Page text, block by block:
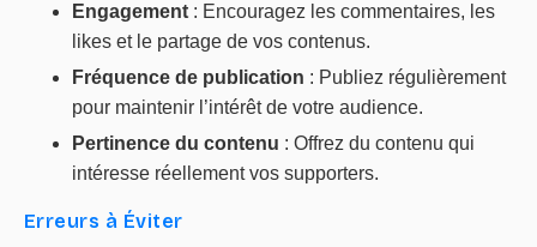
Engagement : Encouragez les commentaires, les
likes et le partage de vos contenus.
Fréquence de publication : Publiez régulièrement
pour maintenir l’intérêt de votre audience.
Pertinence du contenu : Offrez du contenu qui
intéresse réellement vos supporters.
Erreurs à Éviter